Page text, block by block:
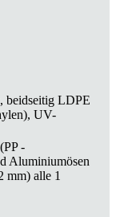
beidseitig LDPE
UV-
-
Aluminiumösen
mm) alle 1